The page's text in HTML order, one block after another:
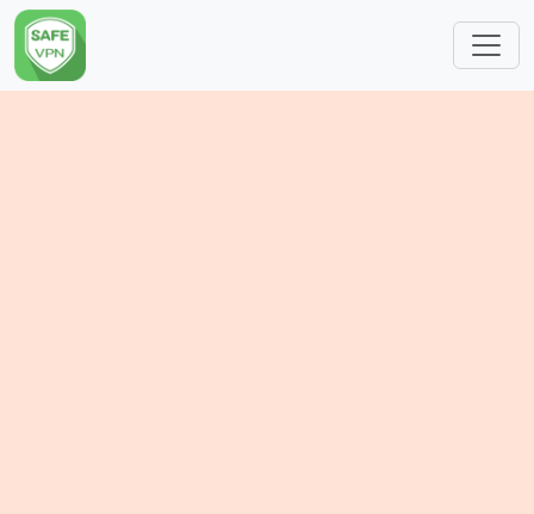
跳转到主要内容